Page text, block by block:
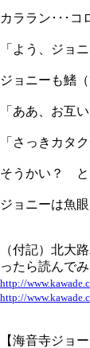
カララン･･･コ
「よう、ジョ
ジョニーも鰭
「ああ、お互
「さっきカタ
そうかい？ と
ジョニーは魚
（付記）北大
ったら読んでみ
http://
http://
【海音寺ジョー